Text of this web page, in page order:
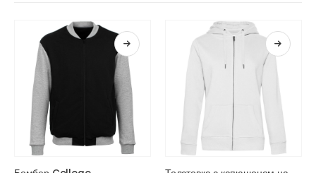
Этот товар имеет несколько вариаций. Опции можно выбрать на странице товара. Этот товар имеет несколько вариаций. Опции можно выбрать на странице товара.